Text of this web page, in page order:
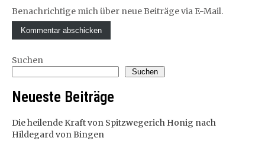
Benachrichtige mich über neue Beiträge via E-Mail.
Suchen
Suchen
Neueste Beiträge
Die heilende Kraft von Spitzwegerich Honig nach
Hildegard von Bingen